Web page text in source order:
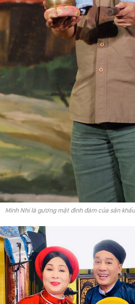
Minh Nhí là gương mặt đình đám của sân